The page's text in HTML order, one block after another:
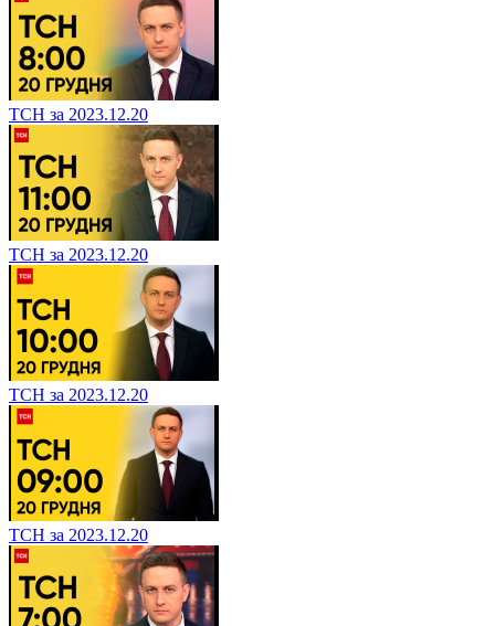
ТСН за 2023.12.20
ТСН за 2023.12.20
ТСН за 2023.12.20
ТСН за 2023.12.20